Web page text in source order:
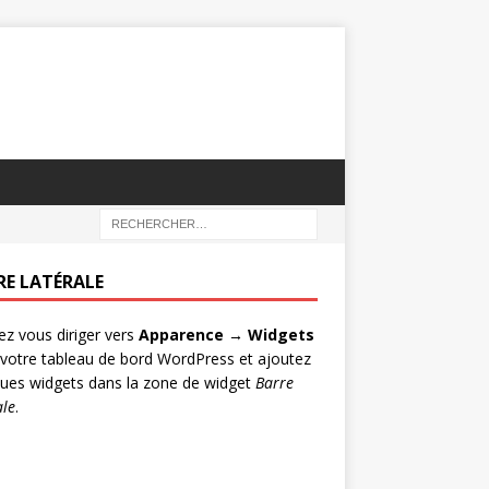
LATÉRALE
vous diriger vers Apparence → Widgets
tableau de bord WordPress et ajoutez
widgets dans la zone de widget Barre
.